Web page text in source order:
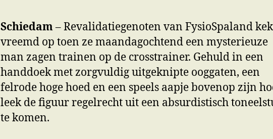
Schiedam– Revalidatiegenoten van FysioSpaland
vreemd op toen ze maandagochtend een mysterieuze
man zagen trainen op de crosstrainer. Gehuld in een
handdoek met zorgvuldig uitgeknipte ooggaten, een
felrode hoge hoed en een speels aapje bovenop zijn
leek de figuur regelrecht uit een absurdistisch
te komen.